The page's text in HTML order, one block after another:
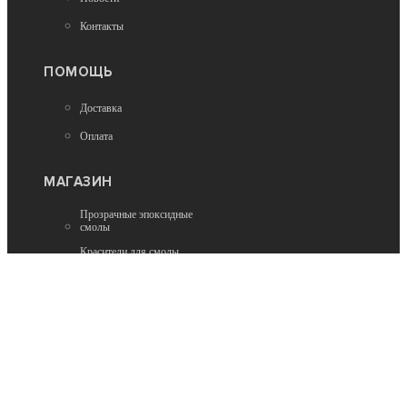
Контакты
ПОМОЩЬ
Доставка
Оплата
МАГАЗИН
Прозрачные эпоксидные
смолы
Красители для смолы